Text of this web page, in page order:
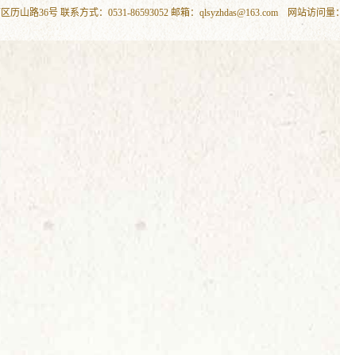
历山路36号 联系方式：0531-86593052 邮箱：qlsyzhdas@163.com 网站访问量：